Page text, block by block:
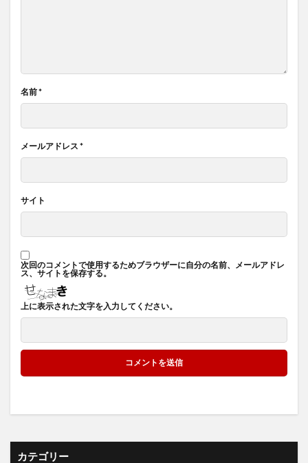
名前*
メールアドレス *
サイト
次回のコメントで使用するためブラウザーに自分の名前、メールアドレ
ス、サイトを保存する。
上に表示された文字を入力してください。
カテゴリー